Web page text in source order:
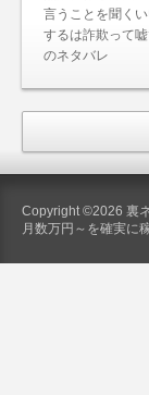
言うことを聞く
するは詐欺って
のネタバレ
Copyright ©2026 裏
月数万円～を確実に